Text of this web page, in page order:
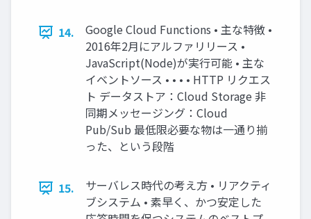
14.
Google Cloud Functions • 主な特徴 •
2016年2月にアルファリリース •
JavaScript(Node)が実行可能 • 主な
イベントソース • • • • HTTP リクエス
ト データストア：Cloud Storage 非
同期メッセージング：Cloud
Pub/Sub 最低限必要な物は一通り揃
った、という段階
15.
サーバレス時代の考え方 • リアクティ
ブシステム • 素早く、かつ安定した